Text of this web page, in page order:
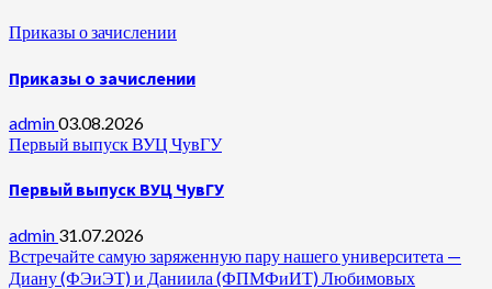
Приказы о зачислении
Приказы о зачислении
admin03.08.2026
Первый выпуск ВУЦ ЧувГУ
Первый выпуск ВУЦ ЧувГУ
admin 31.07.2026
Встречайте самую заряженную пару нашего университета —
Диану (ФЭиЭТ) и Даниила (ФПМФиИТ) Любимовых